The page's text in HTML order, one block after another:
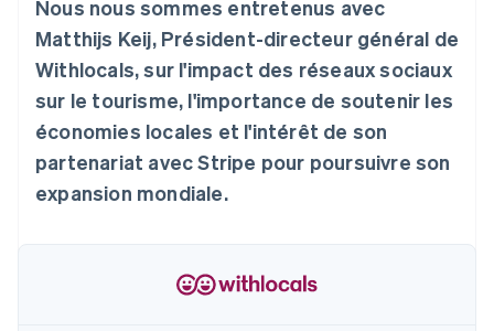
Découvrez les prochaines évolutions
Radar
Prévention de la fraude
Atlas
Constitution de start-up
Climate
Élimination du carbone
Identity
Commerce en ligne
Écosystème
Partenaires
Stripe App Marketplace
Nous nous sommes entretenus avec
Matthijs Keij, Président-directeur général de
Withlocals, sur l'impact des réseaux sociaux
sur le tourisme, l'importance de soutenir les
économies locales et l'intérêt de son
partenariat avec Stripe pour poursuivre son
expansion mondiale.